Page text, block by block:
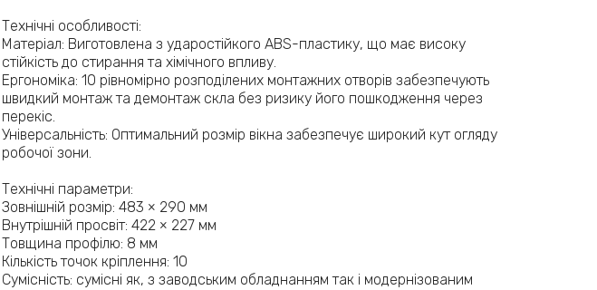
Технічні особливості:
Матеріал: Виготовлена з ударостійкого ABS-пластику, що має високу
стійкість до стирання та хімічного впливу.
Ергономіка: 10 рівномірно розподілених монтажних отворів забезпечують
швидкий монтаж та демонтаж скла без ризику його пошкодження через
перекіс.
Універсальність: Оптимальний розмір вікна забезпечує широкий кут огляду
робочої зони.
Технічні параметри:
Зовнішній розмір: 483 × 290 мм
Внутрішній просвіт: 422 × 227 мм
Товщина профілю: 8 мм
Кількість точок кріплення: 10
Сумісність: сумісні як, з заводським обладнанням так і модернізованим